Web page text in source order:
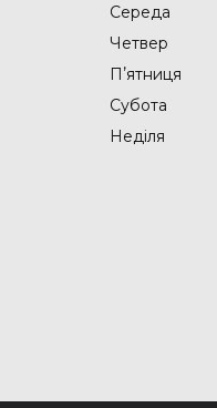
Середа
Четвер
Пʼятниця
Субота
Неділя